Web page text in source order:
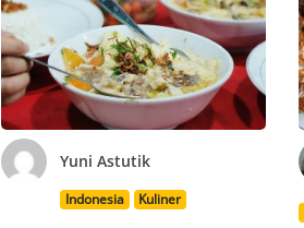
Yuni Astutik
Indonesia Kuliner